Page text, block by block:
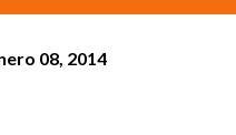
08, 2014